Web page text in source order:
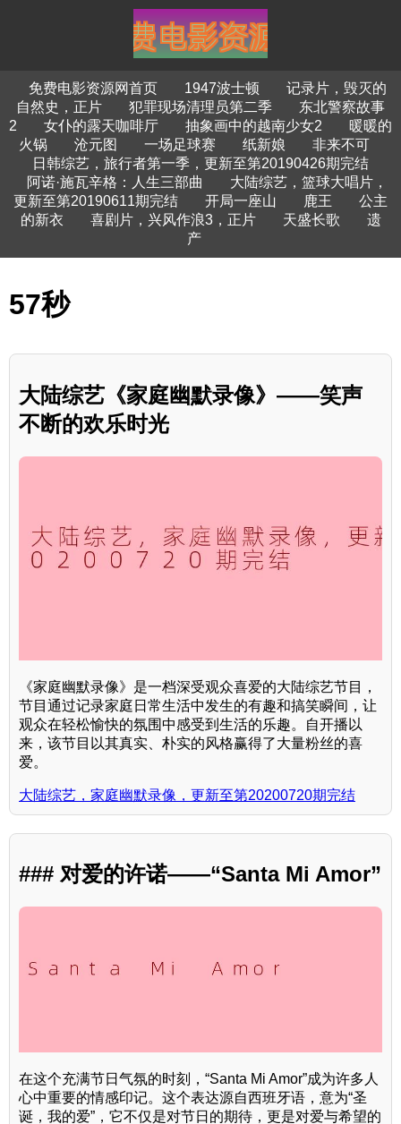
免费电影资源网首页 1947波士顿
记录片，毁灭的
自然史，正片
犯罪现场清理员第二季
东北警察故事
2
女仆的露天咖啡厅 抽象画中的越南少女2
暖暖的
火锅
沧元图 一场足球赛 纸新娘
非来不可
日韩综艺，旅行者第一季，更新至第20190426期完结
阿诺·施瓦辛格：人生三部曲
大陆综艺，篮球大唱片，
更新至第20190611期完结
开局一座山 鹿王
公主
的新衣
喜剧片，兴风作浪3，正片 天盛长歌
遗
产
57秒
大陆综艺《家庭幽默录像》——笑声
不断的欢乐时光
《家庭幽默录像》是一档深受观众喜爱的大陆综艺节目，
节目通过记录家庭日常生活中发生的有趣和搞笑瞬间，让
观众在轻松愉快的氛围中感受到生活的乐趣。自开播以
来，该节目以其真实、朴实的风格赢得了大量粉丝的喜
爱。
大陆综艺，家庭幽默录像，更新至第20200720期完结
### 对爱的许诺——“Santa Mi Amor”
在这个充满节日气氛的时刻，“Santa Mi Amor”成为许多人
心中重要的情感印记。这个表达源自西班牙语，意为“圣
诞，我的爱”，它不仅是对节日的期待，更是对爱与希望的